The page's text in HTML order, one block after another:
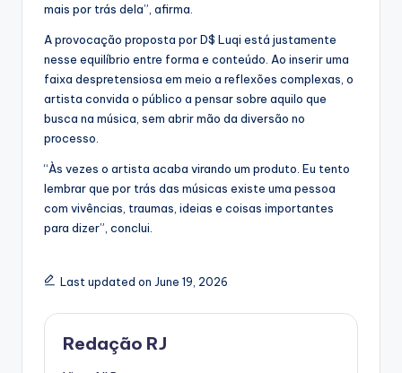
mais por trás dela”, afirma.
A provocação proposta por D$ Luqi está justamente
nesse equilíbrio entre forma e conteúdo. Ao inserir uma
faixa despretensiosa em meio a reflexões complexas, o
artista convida o público a pensar sobre aquilo que
busca na música, sem abrir mão da diversão no
processo.
“Às vezes o artista acaba virando um produto. Eu tento
lembrar que por trás das músicas existe uma pessoa
com vivências, traumas, ideias e coisas importantes
para dizer”, conclui.
Last updated on June 19, 2026
Redação RJ